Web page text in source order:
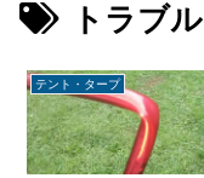
トラブル
テント・タープ